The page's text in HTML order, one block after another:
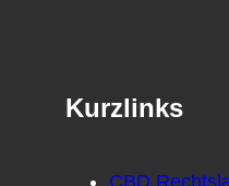
Kurzlinks